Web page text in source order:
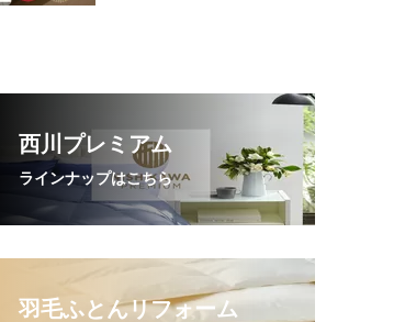
¥196,350
西川プレミアム
ラインナップはこちら
羽毛ふとんリフォーム